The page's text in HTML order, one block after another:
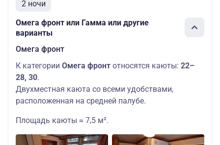
2 ночи
Омега фронт или Гамма или другие
варианты
Омега фронт
К категории Омега фронт относятся каюты: 22–
28, 30.
Двухместная каюта со всеми удобствами,
расположенная на средней палубе.
Площадь каюты ≈ 7,5 м².